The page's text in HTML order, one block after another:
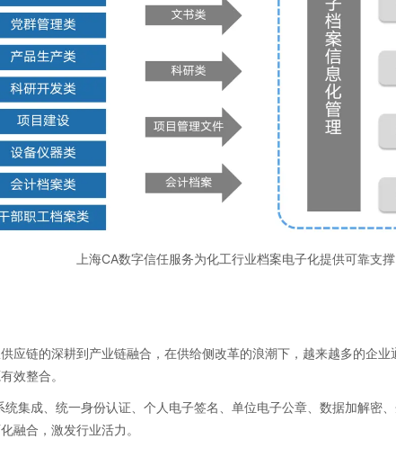
上海CA数字信任服务为化工行业档案电子化提供可靠支撑
应链的深耕到产业链融合，在供给侧改革的浪潮下，越来越多的企
效整合。
统集成、统一身份认证、个人电子签名、单位电子公章、数据加解密
融合，激发行业活力。